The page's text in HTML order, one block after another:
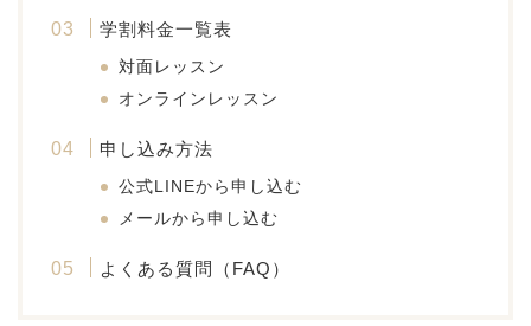
学割料金一覧表
対面レッスン
オンラインレッスン
申し込み方法
公式LINEから申し込む
メールから申し込む
よくある質問（FAQ）